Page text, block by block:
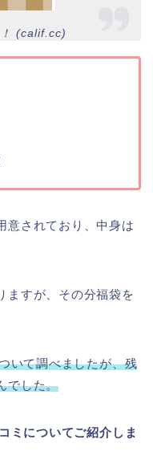
(calif.cc)
意されており、中身は
ますが、その分福袋を
いて調べましたが、残
でした。
ミについてご紹介しま